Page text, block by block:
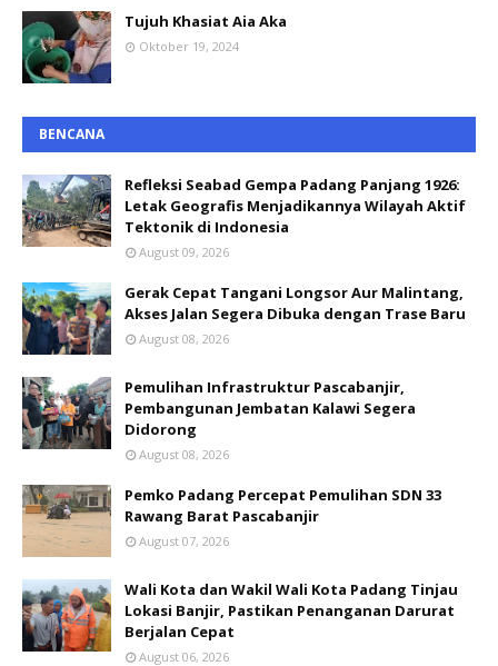
Tujuh Khasiat Aia Aka
Oktober 19, 2024
BENCANA
Refleksi Seabad Gempa Padang Panjang 1926:
Letak Geografis Menjadikannya Wilayah Aktif
Tektonik di Indonesia
August 09, 2026
Gerak Cepat Tangani Longsor Aur Malintang,
Akses Jalan Segera Dibuka dengan Trase Baru
August 08, 2026
Pemulihan Infrastruktur Pascabanjir,
Pembangunan Jembatan Kalawi Segera
Didorong
August 08, 2026
Pemko Padang Percepat Pemulihan SDN 33
Rawang Barat Pascabanjir
August 07, 2026
Wali Kota dan Wakil Wali Kota Padang Tinjau
Lokasi Banjir, Pastikan Penanganan Darurat
Berjalan Cepat
August 06, 2026